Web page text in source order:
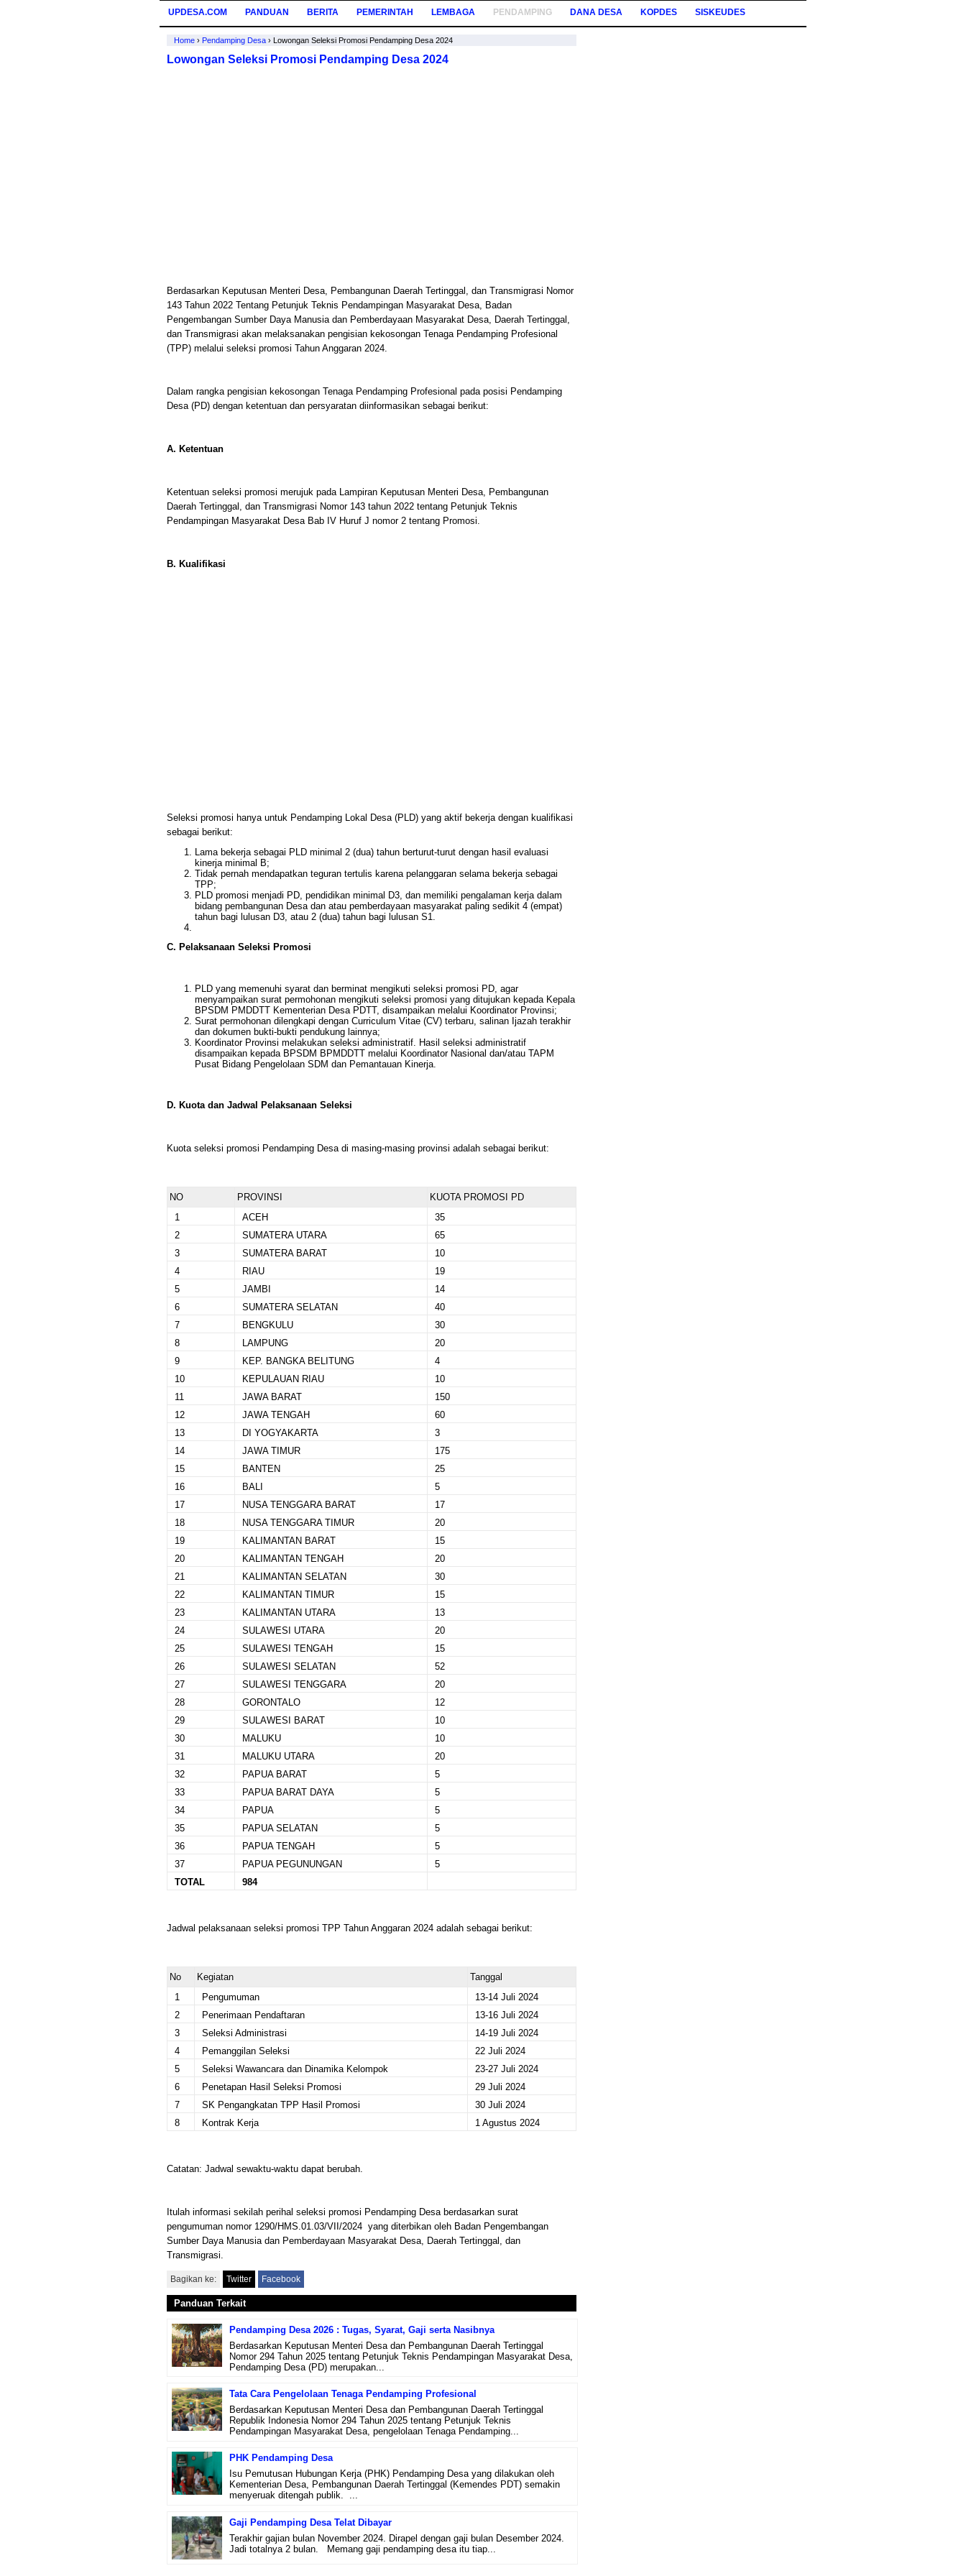
UPDESA.COM PANDUAN BERITA PEMERINTAH LEMBAGA PENDAMPING DANA DESA KOPDES SISKEUDES
Home › Pendamping Desa › Lowongan Seleksi Promosi Pendamping Desa 2024
Lowongan Seleksi Promosi Pendamping Desa 2024
Berdasarkan Keputusan Menteri Desa, Pembangunan Daerah Tertinggal, dan Transmigrasi Nomor
143 Tahun 2022 Tentang Petunjuk Teknis Pendampingan Masyarakat Desa, Badan
Pengembangan Sumber Daya Manusia dan Pemberdayaan Masyarakat Desa, Daerah Tertinggal,
dan Transmigrasi akan melaksanakan pengisian kekosongan Tenaga Pendamping Profesional
(TPP) melalui seleksi promosi Tahun Anggaran 2024.
Dalam rangka pengisian kekosongan Tenaga Pendamping Profesional pada posisi Pendamping
Desa (PD) dengan ketentuan dan persyaratan diinformasikan sebagai berikut:
A. Ketentuan
Ketentuan seleksi promosi merujuk pada Lampiran Keputusan Menteri Desa, Pembangunan
Daerah Tertinggal, dan Transmigrasi Nomor 143 tahun 2022 tentang Petunjuk Teknis
Pendampingan Masyarakat Desa Bab IV Huruf J nomor 2 tentang Promosi.
B. Kualifikasi
Seleksi promosi hanya untuk Pendamping Lokal Desa (PLD) yang aktif bekerja dengan kualifikasi
sebagai berikut:
Lama bekerja sebagai PLD minimal 2 (dua) tahun berturut-turut dengan hasil evaluasi
kinerja minimal B;
Tidak pernah mendapatkan teguran tertulis karena pelanggaran selama bekerja sebagai
TPP;
PLD promosi menjadi PD, pendidikan minimal D3, dan memiliki pengalaman kerja dalam
bidang pembangunan Desa dan atau pemberdayaan masyarakat paling sedikit 4 (empat)
tahun bagi lulusan D3, atau 2 (dua) tahun bagi lulusan S1.
C. Pelaksanaan Seleksi Promosi
PLD yang memenuhi syarat dan berminat mengikuti seleksi promosi PD, agar
menyampaikan surat permohonan mengikuti seleksi promosi yang ditujukan kepada Kepala
BPSDM PMDDTT Kementerian Desa PDTT, disampaikan melalui Koordinator Provinsi;
Surat permohonan dilengkapi dengan Curriculum Vitae (CV) terbaru, salinan Ijazah terakhir
dan dokumen bukti-bukti pendukung lainnya;
Koordinator Provinsi melakukan seleksi administratif. Hasil seleksi administratif
disampaikan kepada BPSDM BPMDDTT melalui Koordinator Nasional dan/atau TAPM
Pusat Bidang Pengelolaan SDM dan Pemantauan Kinerja.
D. Kuota dan Jadwal Pelaksanaan Seleksi
Kuota seleksi promosi Pendamping Desa di masing-masing provinsi adalah sebagai berikut:
NO PROVINSI
KUOTA PROMOSI PD
1
ACEH
35
2
SUMATERA UTARA
65
3
SUMATERA BARAT
10
4
RIAU
19
5
JAMBI
14
6
SUMATERA SELATAN
40
7
BENGKULU
30
8
LAMPUNG
20
9
KEP. BANGKA BELITUNG
4
10
KEPULAUAN RIAU
10
11
JAWA BARAT
150
12
JAWA TENGAH
60
13
DI YOGYAKARTA
3
14
JAWA TIMUR
175
15
BANTEN
25
16
BALI
5
17
NUSA TENGGARA BARAT
17
18
NUSA TENGGARA TIMUR
20
19
KALIMANTAN BARAT
15
20
KALIMANTAN TENGAH
20
21
KALIMANTAN SELATAN
30
22
KALIMANTAN TIMUR
15
23
KALIMANTAN UTARA
13
24
SULAWESI UTARA
20
25
SULAWESI TENGAH
15
26
SULAWESI SELATAN
52
27
SULAWESI TENGGARA
20
28
GORONTALO
12
29
SULAWESI BARAT
10
30
MALUKU
10
31
MALUKU UTARA
20
32
PAPUA BARAT
5
33
PAPUA BARAT DAYA
5
34
PAPUA
5
35
PAPUA SELATAN
5
36
PAPUA TENGAH
5
37
PAPUA PEGUNUNGAN
5
TOTAL
984
Jadwal pelaksanaan seleksi promosi TPP Tahun Anggaran 2024 adalah sebagai berikut:
No Kegiatan
Tanggal
1
Pengumuman
13-14 Juli 2024
2
Penerimaan Pendaftaran
13-16 Juli 2024
3
Seleksi Administrasi
14-19 Juli 2024
4
Pemanggilan Seleksi
22 Juli 2024
5
Seleksi Wawancara dan Dinamika Kelompok
23-27 Juli 2024
6
Penetapan Hasil Seleksi Promosi
29 Juli 2024
7
SK Pengangkatan TPP Hasil Promosi
30 Juli 2024
8
Kontrak Kerja 1 Agustus 2024
Catatan: Jadwal sewaktu-waktu dapat berubah.
Itulah informasi sekilah perihal seleksi promosi Pendamping Desa berdasarkan surat
pengumuman nomor 1290/HMS.01.03/VII/2024 yang diterbikan oleh Badan Pengembangan
Sumber Daya Manusia dan Pemberdayaan Masyarakat Desa, Daerah Tertinggal, dan
Transmigrasi.
Bagikan ke: Twitter Facebook
Panduan Terkait
Pendamping Desa 2026 : Tugas, Syarat, Gaji serta Nasibnya
Berdasarkan Keputusan Menteri Desa dan Pembangunan Daerah Tertinggal
Nomor 294 Tahun 2025 tentang Petunjuk Teknis Pendampingan Masyarakat Desa,
Pendamping Desa (PD) merupakan...
Tata Cara Pengelolaan Tenaga Pendamping Profesional
Berdasarkan Keputusan Menteri Desa dan Pembangunan Daerah Tertinggal
Republik Indonesia Nomor 294 Tahun 2025 tentang Petunjuk Teknis
Pendampingan Masyarakat Desa, pengelolaan Tenaga Pendamping...
PHK Pendamping Desa
Isu Pemutusan Hubungan Kerja (PHK) Pendamping Desa yang dilakukan oleh
Kementerian Desa, Pembangunan Daerah Tertinggal (Kemendes PDT) semakin
menyeruak ditengah publik. ...
Gaji Pendamping Desa Telat Dibayar
Terakhir gajian bulan November 2024. Dirapel dengan gaji bulan Desember 2024.
Jadi totalnya 2 bulan. Memang gaji pendamping desa itu tiap...